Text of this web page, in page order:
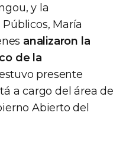
y la
María
analizaron la
de la
presente
a cargo del área de
Abierto del